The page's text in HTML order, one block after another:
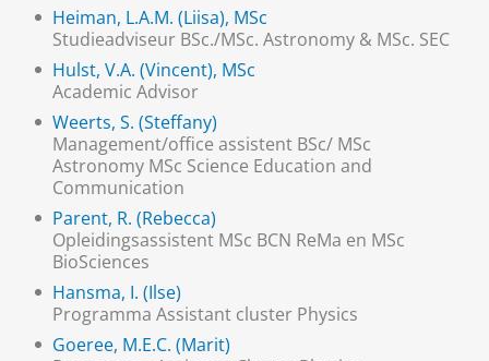
Heiman, L.A.M. (Liisa), MSc
Studieadviseur BSc./MSc. Astronomy & MSc. SEC
Hulst, V.A. (Vincent), MSc
Academic Advisor
Weerts, S. (Steffany)
Management/office assistent BSc/ MSc
Astronomy MSc Science Education and
Communication
Parent, R. (Rebecca)
Opleidingsassistent MSc BCN ReMa en MSc
BioSciences
Hansma, I. (Ilse)
Programma Assistant cluster Physics
Goeree, M.E.C. (Marit)